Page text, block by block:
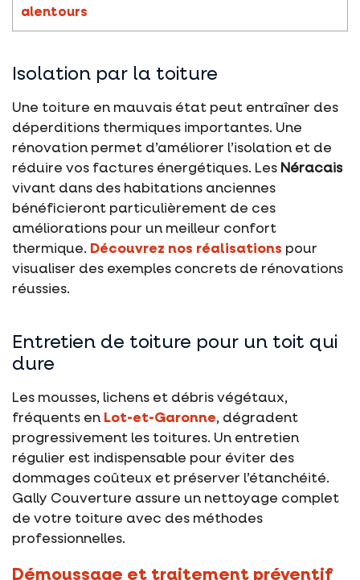
alentours
Isolation par la toiture
Une toiture en mauvais état peut entraîner des
déperditions thermiques importantes. Une
rénovation permet d’améliorer l’isolation et de
réduire vos factures énergétiques. Les Néracais
vivant dans des habitations anciennes
bénéficieront particulièrement de ces
améliorations pour un meilleur confort
thermique. Découvrez nos réalisations pour
visualiser des exemples concrets de rénovations
réussies.
Entretien de toiture pour un toit qui
dure
Les mousses, lichens et débris végétaux,
fréquents en Lot-et-Garonne, dégradent
progressivement les toitures. Un entretien
régulier est indispensable pour éviter des
dommages coûteux et préserver l’étanchéité.
Gally Couverture assure un nettoyage complet
de votre toiture avec des méthodes
professionnelles.
Démoussage et traitement préventif